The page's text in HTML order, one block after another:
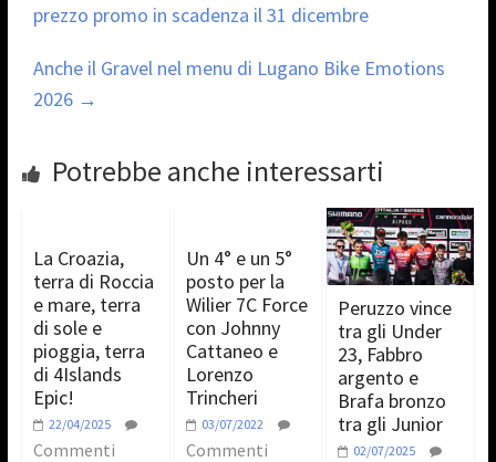
prezzo promo in scadenza il 31 dicembre
Anche il Gravel nel menu di Lugano Bike Emotions
2026 →
Potrebbe anche interessarti
La Croazia,
terra di Roccia
e mare, terra
di sole e
pioggia, terra
di 4Islands
Epic!
22/04/2025
Commenti
Un 4° e un 5°
posto per la
Wilier 7C Force
con Johnny
Cattaneo e
Lorenzo
Trincheri
03/07/2022
Commenti
Peruzzo vince
tra gli Under
23, Fabbro
argento e
Brafa bronzo
tra gli Junior
02/07/2025